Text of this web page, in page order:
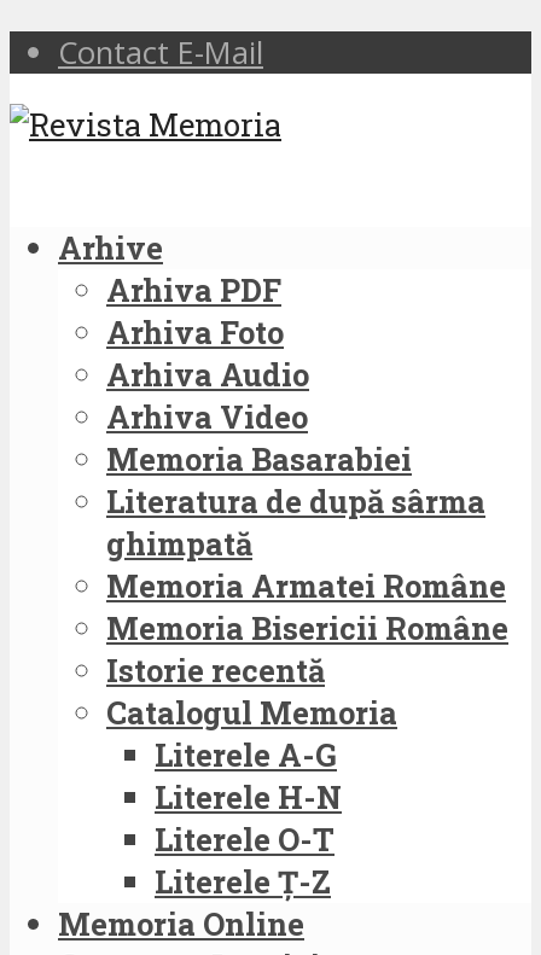
Contact E-Mail
Arhive
Arhiva PDF
Arhiva Foto
Arhiva Audio
Arhiva Video
Memoria Basarabiei
Literatura de după sârma
ghimpată
Memoria Armatei Române
Memoria Bisericii Române
Istorie recentă
Catalogul Memoria
Literele A-G
Literele H-N
Literele O-T
Literele Ț-Z
Memoria Online